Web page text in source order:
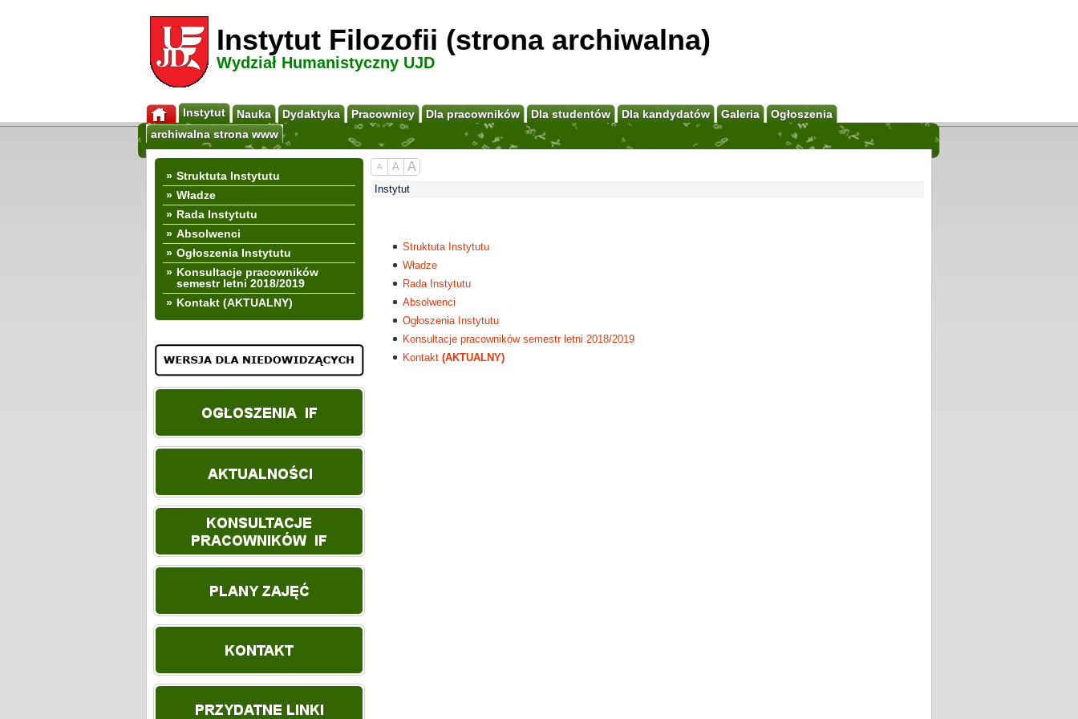
Instytut Filozofii (strona archiwalna)
Wydział Humanistyczny UJD
Instytut Nauka Dydaktyka Pracownicy Dla pracowników Dla studentów Dla kandydatów Galeria
Ogłoszenia
archiwalna strona www
» Struktuta Instytutu
» Władze
» Rada Instytutu
» Absolwenci
» Ogłoszenia Instytutu
» Konsultacje pracowników
semestr letni 2018/2019
» Kontakt (AKTUALNY)
A A A
Instytut
Struktuta Instytutu
Władze
Rada Instytutu
Absolwenci
Ogłoszenia Instytutu
Konsultacje pracowników semestr letni 2018/2019
Kontakt (AKTUALNY)